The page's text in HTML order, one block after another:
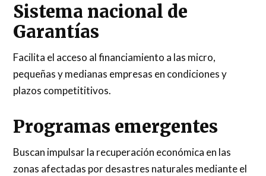
Sistema nacional de
Garantías
Facilita el acceso al financiamiento a las micro,
pequeñas y medianas empresas en condiciones y
plazos competititivos.
Programas emergentes
Buscan impulsar la recuperación económica en las
zonas afectadas por desastres naturales mediante el